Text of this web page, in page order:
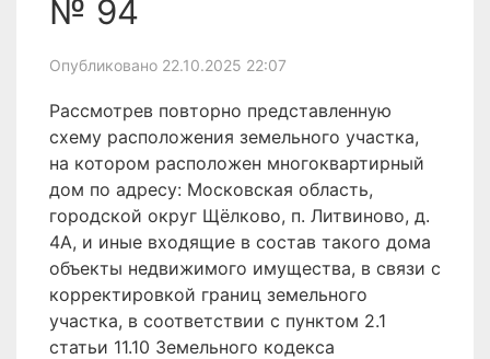
№ 94
Опубликовано 22.10.2025 22:07
Рассмотрев повторно представленную
схему расположения земельного участка,
на котором расположен многоквартирный
дом по адресу: Московская область,
городской округ Щёлково, п. Литвиново, д.
4А, и иные входящие в состав такого дома
объекты недвижимого имущества, в связи с
корректировкой границ земельного
участка, в соответствии с пунктом 2.1
статьи 11.10 Земельного кодекса